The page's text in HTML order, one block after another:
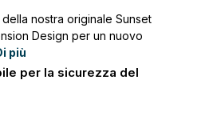
nostra originale Sunset
Design per un nuovo
più
per la sicurezza del